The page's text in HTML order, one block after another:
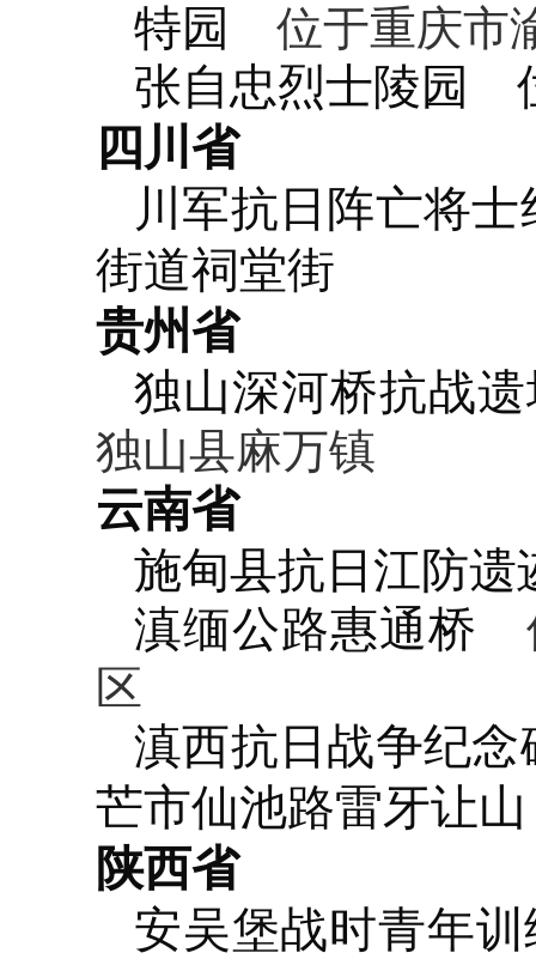
特园
位于重庆市
张自忠烈士陵园
四川省
川军抗日阵亡将士
街道祠堂街
贵州省
独山深河桥抗战
独山县麻万镇
云南省
施甸县抗日江防遗
滇缅公路惠通桥
区
滇西抗日战争纪念
芒市仙池路雷牙让山
陕西省
安吴堡战时青年